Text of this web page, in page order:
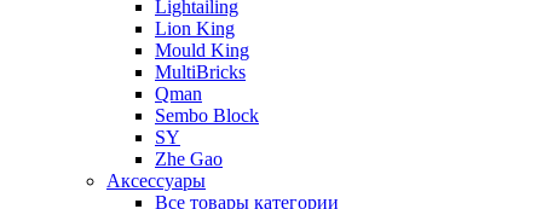
Lightailing
Lion King
Mould King
MultiBricks
Qman
Sembo Block
SY
Zhe Gao
Аксессуары
Все товары категории